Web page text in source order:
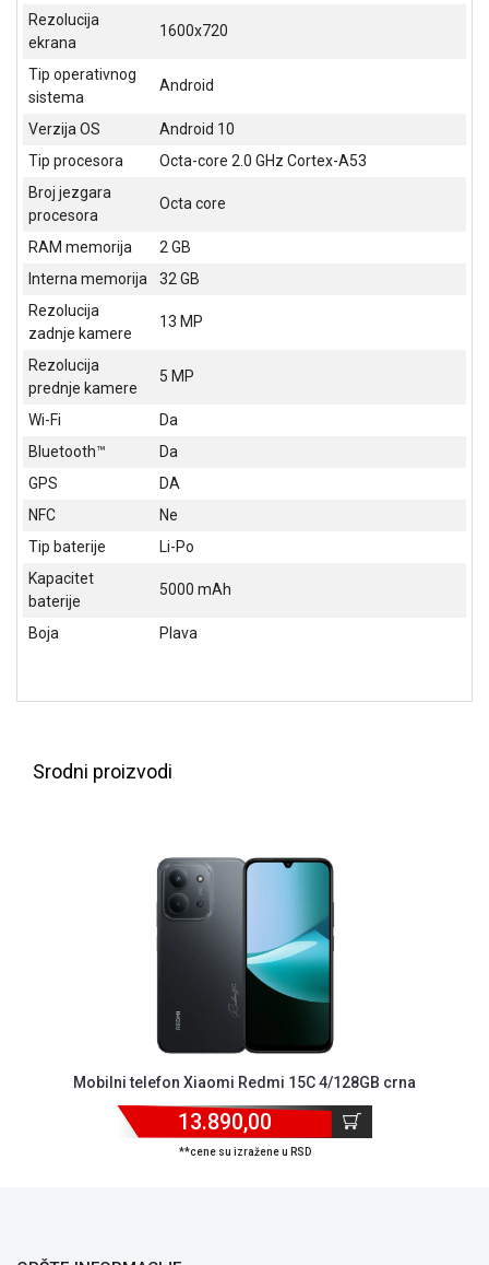
VIDEO
NADZOR I
SIGURNOSNA
OPREMA
SOFTWARE
ADAPTERI
KANCELARIJSKI
MATERIJAL
SVE
ZA
KUĆU
ŠKOLSKI
PRIBOR
FITNES
ALAT I
BAŠTA
IGRAČKE
Rezolucija
ekrana
1600x720
Tip operativnog
sistema
Android
Verzija OS
Android 10
Tip procesora
Octa-core 2.0 GHz Cortex-A53
Broj jezgara
procesora
Octa core
RAM memorija
2 GB
Interna memorija
32 GB
Rezolucija
zadnje kamere
13 MP
Rezolucija
prednje kamere
5 MP
Wi-Fi
Da
Bluetooth™
Da
GPS
DA
NFC
Ne
Tip baterije
Li-Po
Kapacitet
baterije
5000 mAh
Boja Plava
Srodni proizvodi
Mobilni telefon Xiaomi Redmi 15C 4/128GB crna
13.890,00
**cene su izražene u RSD